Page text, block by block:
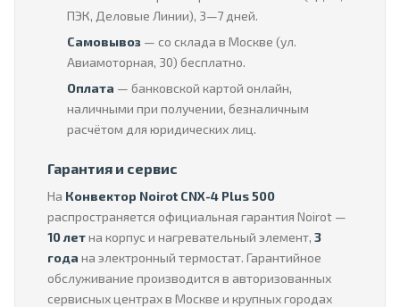
ПЭК, Деловые Линии), 3—7 дней.
Самовывоз — со склада в Москве (ул.
Авиамоторная, 30) бесплатно.
Оплата — банковской картой онлайн,
наличными при получении, безналичным
расчётом для юридических лиц.
Гарантия и сервис
На Конвектор Noirot CNX-4 Plus 500
распространяется официальная гарантия Noirot —
10 летна корпус и нагревательный элемент, 3
года на электронный термостат. Гарантийное
обслуживание производится в авторизованных
сервисных центрах в Москве и крупных городах